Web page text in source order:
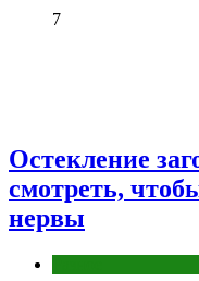
7
Остекление
смотреть,
нервы